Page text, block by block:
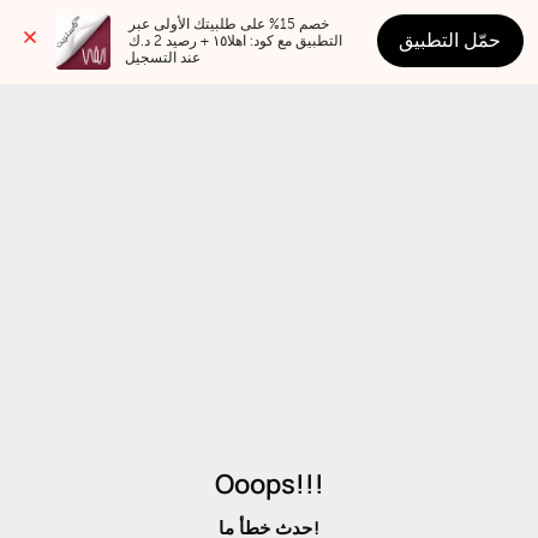
عند التسجيل
حمّل التطبيق
Ooops!!!
حدث خطأ ما!